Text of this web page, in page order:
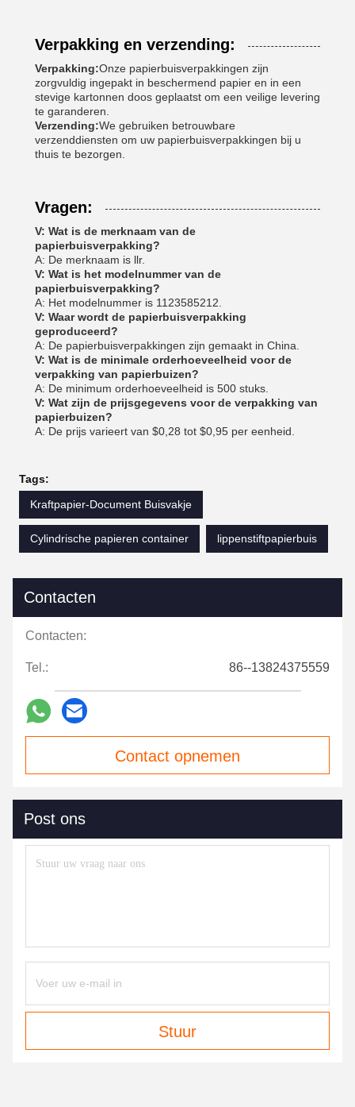
Verpakking en verzending:
Verpakking:Onze papierbuisverpakkingen zijn
zorgvuldig ingepakt in beschermend papier en in een
stevige kartonnen doos geplaatst om een veilige levering
te garanderen.
Verzending:We gebruiken betrouwbare
verzenddiensten om uw papierbuisverpakkingen bij u
thuis te bezorgen.
Vragen:
V: Wat is de merknaam van de
papierbuisverpakking?
A: De merknaam is llr.
V: Wat is het modelnummer van de
papierbuisverpakking?
A: Het modelnummer is 1123585212.
V: Waar wordt de papierbuisverpakking
geproduceerd?
A: De papierbuisverpakkingen zijn gemaakt in China.
V: Wat is de minimale orderhoeveelheid voor de
verpakking van papierbuizen?
A: De minimum orderhoeveelheid is 500 stuks.
V: Wat zijn de prijsgegevens voor de verpakking van
papierbuizen?
A: De prijs varieert van $0,28 tot $0,95 per eenheid.
Tags:
Kraftpapier-Document Buisvakje
Cylindrische papieren container lippenstiftpapierbuis
Contacten
Contacten:
Tel.: 86--13824375559
Contact opnemen
Post ons
Stuur